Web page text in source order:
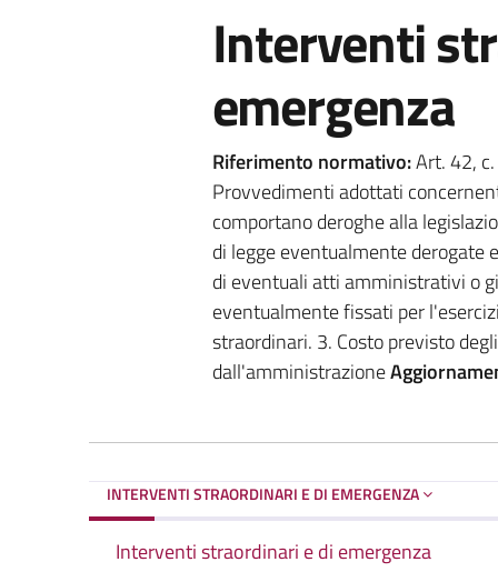
Interventi
emergenza
Riferimento normativo:Art. 42, c.
Provvedimenti adottati
comportano deroghe alla
di legge eventualmente derogate
di eventuali atti amministrativi o
eventualmente fissati per
straordinari. 3. Costo previsto
dall'amministrazione
INTERVENTI STRAORDINARI E DI EMERGENZA
Interventi straordinari e di emergenza